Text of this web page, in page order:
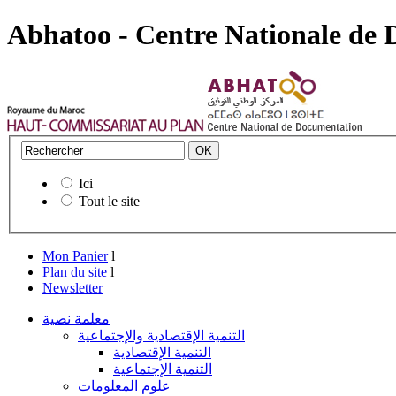
Abhatoo - Centre Nationale de
Ici
Tout le site
Mon Panier l
Plan du site l
Newsletter
معلمة نصية
التنمية الإقتصادية والإجتماعية
التنمية الإقتصادية
التنمية الإجتماعية
علوم المعلومات